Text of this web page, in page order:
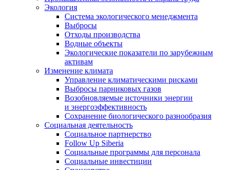
Экология
Система экологического менеджмента
Выбросы
Отходы производства
Водные объекты
Экологические показатели по зарубежным
активам
Изменение климата
Управление климатическими рисками
Выбросы парниковых газов
Возобновляемые источники энергии
и энергоэффективность
Сохранение биологического разнообразия
Социальная деятельность
Социальное партнерство
Follow Up Siberia
Социальные программы для персонала
Социальные инвестиции